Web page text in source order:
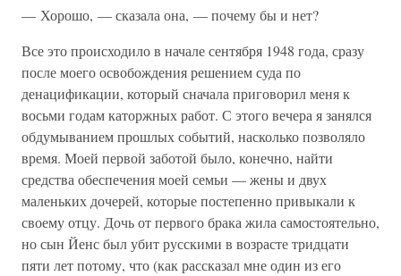
— Хорошо, — сказала она, — почему бы и нет?
Все это происходило в начале сентября 1948 года, сразу
после моего освобождения решением суда по
денацификации, который сначала приговорил меня к
восьми годам каторжных работ. С этого вечера я занялся
обдумыванием прошлых событий, насколько позволяло
время. Моей первой заботой было, конечно, найти
средства обеспечения моей семьи — жены и двух
маленьких дочерей, которые постепенно привыкали к
своему отцу. Дочь от первого брака жила самостоятельно,
но сын Йенс был убит русскими в возрасте тридцати
пяти лет потому, что (как рассказал мне один из его